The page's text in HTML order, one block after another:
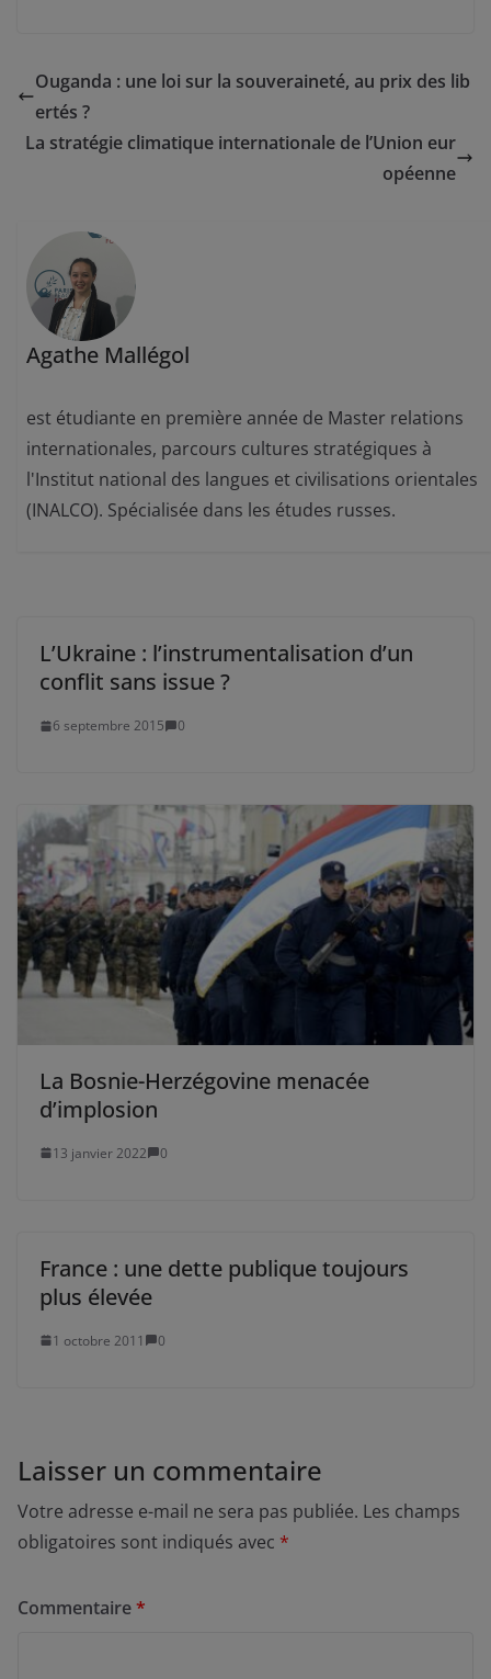
Ouganda : une loi sur la souveraineté, au prix des lib
ertés ?
La stratégie climatique internationale de l’Union eur
opéenne
Agathe Mallégol
est étudiante en première année de Master relations
internationales, parcours cultures stratégiques à
l'Institut national des langues et civilisations orientales
(INALCO). Spécialisée dans les études russes.
L’Ukraine : l’instrumentalisation d’un
conflit sans issue ?
6 septembre 2015 0
La Bosnie-Herzégovine menacée
d’implosion
13 janvier 2022 0
France : une dette publique toujours
plus élevée
1 octobre 2011 0
Laisser un commentaire
Votre adresse e-mail ne sera pas publiée. Les champs
obligatoires sont indiqués avec *
Commentaire*